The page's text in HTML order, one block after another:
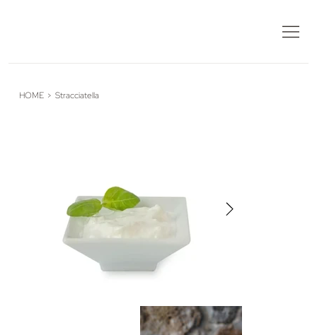
HOME > Stracciatella